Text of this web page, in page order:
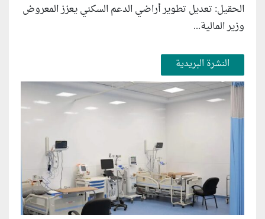
الحقيل: تعديل تطوير أراضي الدعم السكني يعزز المعروض
وزير المالية...
النشرة البريدية